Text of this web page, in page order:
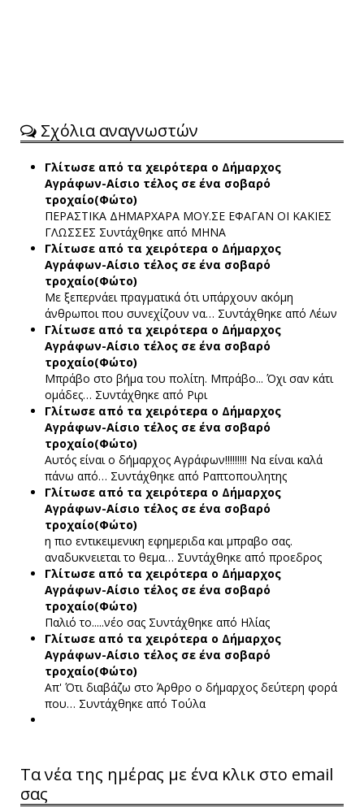
Σχόλια αναγνωστών
Γλίτωσε από τα χειρότερα ο Δήμαρχος
Αγράφων-Αίσιο τέλος σε ένα σοβαρό
τροχαίο(Φώτο)
ΠΕΡΑΣΤΙΚΑ ΔΗΜΑΡΧΑΡΑ ΜΟΥ.ΣΕ ΕΦΑΓΑΝ ΟΙ ΚΑΚΙΕΣ
ΓΛΩΣΣΕΣ Συντάχθηκε από ΜΗΝΑ
Γλίτωσε από τα χειρότερα ο Δήμαρχος
Αγράφων-Αίσιο τέλος σε ένα σοβαρό
τροχαίο(Φώτο)
Με ξεπερνάει πραγματικά ότι υπάρχουν ακόμη
άνθρωποι που συνεχίζουν να… Συντάχθηκε από Λέων
Γλίτωσε από τα χειρότερα ο Δήμαρχος
Αγράφων-Αίσιο τέλος σε ένα σοβαρό
τροχαίο(Φώτο)
Μπράβο στο βήμα του πολίτη. Μπράβο... Όχι σαν κάτι
ομάδες… Συντάχθηκε από Ριρι
Γλίτωσε από τα χειρότερα ο Δήμαρχος
Αγράφων-Αίσιο τέλος σε ένα σοβαρό
τροχαίο(Φώτο)
Αυτός είναι ο δήμαρχος Αγράφων!!!!!!!!! Να είναι καλά
πάνω από… Συντάχθηκε από Ραπτοπουλητης
Γλίτωσε από τα χειρότερα ο Δήμαρχος
Αγράφων-Αίσιο τέλος σε ένα σοβαρό
τροχαίο(Φώτο)
η πιο εντικειμενικη εφημεριδα και μπραβο σας.
αναδυκνειεται το θεμα… Συντάχθηκε από προεδρος
Γλίτωσε από τα χειρότερα ο Δήμαρχος
Αγράφων-Αίσιο τέλος σε ένα σοβαρό
τροχαίο(Φώτο)
Παλιό το.....νέο σας Συντάχθηκε από Ηλίας
Γλίτωσε από τα χειρότερα ο Δήμαρχος
Αγράφων-Αίσιο τέλος σε ένα σοβαρό
τροχαίο(Φώτο)
Απ' Ότι διαβάζω στο Άρθρο ο δήμαρχος δεύτερη φορά
που… Συντάχθηκε από Τούλα
Τα νέα της ημέρας με ένα κλικ στο email
σας